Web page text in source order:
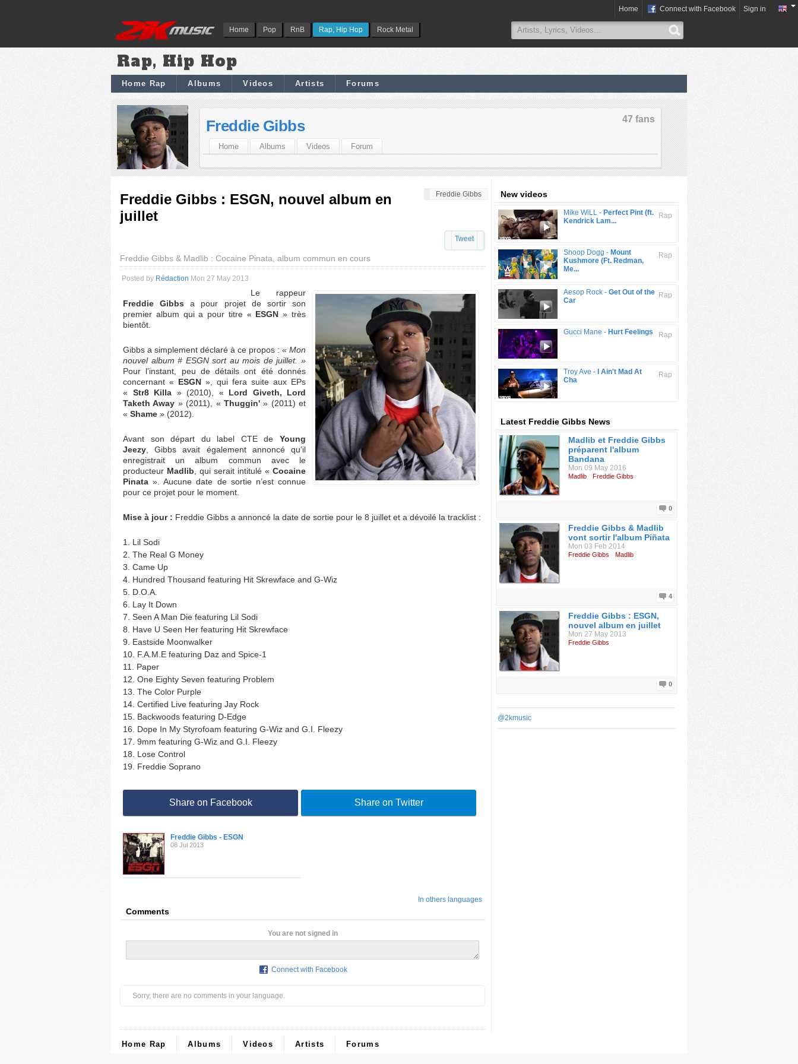
Home Pop RnB Rap, Hip Hop Rock Metal
Home Connect with Facebook Sign in
Rap, Hip Hop
Home Rap Albums Videos Artists Forums
47 fans
Freddie Gibbs
Home Albums Videos Forum
Freddie Gibbs
Freddie Gibbs : ESGN, nouvel album en
juillet
Tweet
Freddie Gibbs & Madlib : Cocaine Pinata, album commun en cours
Posted by Rédaction Mon 27 May 2013
Le rappeur
Freddie Gibbs a pour projet de sortir son
premier album qui a pour titre « ESGN » très
bientôt.
Gibbs a simplement déclaré à ce propos : « Mon
nouvel album # ESGN sort au mois de juillet. »
Pour l’instant, peu de détails ont été donnés
concernant « ESGN », qui fera suite aux EPs
« Str8 Killa » (2010), « Lord Giveth, Lord
Taketh Away » (2011), « Thuggin'» (2011) et
« Shame » (2012).
Avant son départ du label CTE de Young
Jeezy , Gibbs avait également annoncé qu’il
enregistrait un album commun avec le
producteur Madlib , qui serait intitulé « Cocaine
Pinata». Aucune date de sortie n’est connue
pour ce projet pour le moment.
Mise à jour : Freddie Gibbs a annoncé la date de sortie pour le 8 juillet et a dévoilé la tracklist :
1. Lil Sodi
2. The Real G Money
3. Came Up
4. Hundred Thousand featuring Hit Skrewface and G-Wiz
5. D.O.A.
6. Lay It Down
7. Seen A Man Die featuring Lil Sodi
8. Have U Seen Her featuring Hit Skrewface
9. Eastside Moonwalker
10. F.A.M.E featuring Daz and Spice-1
11. Paper
12. One Eighty Seven featuring Problem
13. The Color Purple
14. Certified Live featuring Jay Rock
15. Backwoods featuring D-Edge
16. Dope In My Styrofoam featuring G-Wiz and G.I. Fleezy
17. 9mm featuring G-Wiz and G.I. Fleezy
18. Lose Control
19. Freddie Soprano
Share on Facebook Share on Twitter
Freddie Gibbs - ESGN
08 Jul 2013
In others languages
Comments
You are not signed in
Connect with Facebook
Sorry, there are no comments in your language.
New videos
Rap
Mike WiLL - Perfect Pint (ft.
Kendrick Lam...
Rap
Snoop Dogg - Mount
Kushmore (Ft. Redman,
Me...
Rap
Aesop Rock - Get Out of the
Car
Rap
Gucci Mane - Hurt Feelings
Rap
Troy Ave -
I Ain't Mad At
Cha
Latest Freddie Gibbs News
Madlib et Freddie Gibbs
préparent l'album
Bandana
Mon 09 May 2016
Madlib Freddie Gibbs
0
Freddie Gibbs & Madlib
vont sortir l'album Piñata
Mon 03 Feb 2014
Freddie Gibbs Madlib
4
Freddie Gibbs : ESGN,
nouvel album en juillet
Mon 27 May 2013
Freddie Gibbs
0
@2kmusic
Home Rap Albums Videos Artists Forums